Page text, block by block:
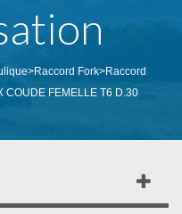
>Raccord Fork>Raccord
COUDE FEMELLE T6 D.30